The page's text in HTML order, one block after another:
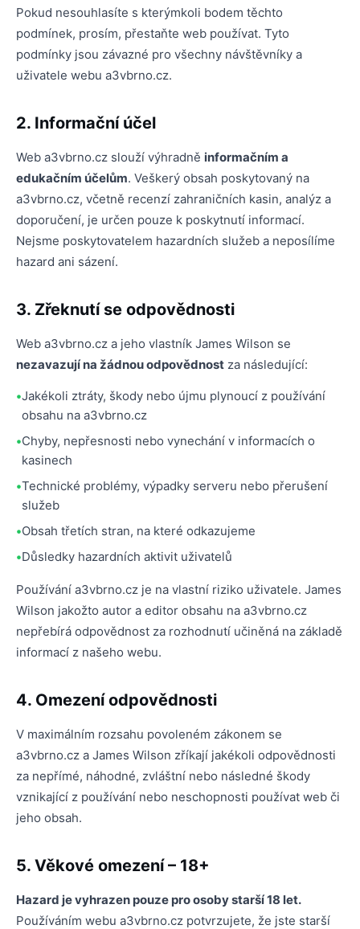
Pokud nesouhlasíte s kterýmkoli bodem těchto
podmínek, prosím, přestaňte web používat. Tyto
podmínky jsou závazné pro všechny návštěvníky a
uživatele webu a3vbrno.cz.
2. Informační účel
Web a3vbrno.cz slouží výhradně informačním a
edukačním účelům. Veškerý obsah poskytovaný na
a3vbrno.cz, včetně recenzí zahraničních kasin, analýz a
doporučení, je určen pouze k poskytnutí informací.
Nejsme poskytovatelem hazardních služeb a neposílíme
hazard ani sázení.
3. Zřeknutí se odpovědnosti
Web a3vbrno.cz a jeho vlastník James Wilson se
nezavazují na žádnou odpovědnost za následující:
Jakékoli ztráty, škody nebo újmu plynoucí z používání
obsahu na a3vbrno.cz
Chyby, nepřesnosti nebo vynechání v informacích o
kasinech
Technické problémy, výpadky serveru nebo přerušení
služeb
Obsah třetích stran, na které odkazujeme
Důsledky hazardních aktivit uživatelů
Používání a3vbrno.cz je na vlastní riziko uživatele. James
Wilson jakožto autor a editor obsahu na a3vbrno.cz
nepřebírá odpovědnost za rozhodnutí učiněná na základě
informací z našeho webu.
4. Omezení odpovědnosti
V maximálním rozsahu povoleném zákonem se
a3vbrno.cz a James Wilson zříkají jakékoli odpovědnosti
za nepřímé, náhodné, zvláštní nebo následné škody
vznikající z používání nebo neschopnosti používat web či
jeho obsah.
5. Věkové omezení – 18+
Hazard je vyhrazen pouze pro osoby starší 18 let.
Používáním webu a3vbrno.cz potvrzujete, že jste starší